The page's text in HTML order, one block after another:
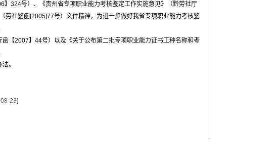
324号）、《贵州省专项职业能力考核鉴定工作实施意见》（黔劳社厅
社鉴函[2005]77号）文件精神，为进一步做好我省专项职业能力考核鉴
【2007】44号）以及《关于公布第二批专项职业能力证书工种名称和考
。
23]